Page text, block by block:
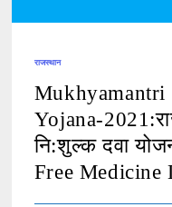
राजस्थान
Yojana-
नि:शुल्क दवा
Free Medicine